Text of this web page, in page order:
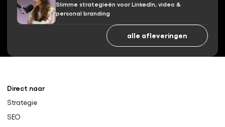
Slimme strategieën voor LinkedIn, video &
personal branding
alle afleveringen
Direct naar
Strategie
SEO